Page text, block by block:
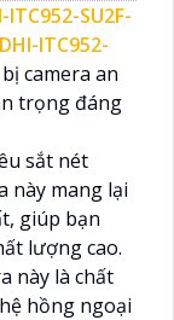
ITC952-SU2F-
DHI-ITC952-
camera an
trọng đáng
sắt nét
này mang lại
giúp bạn
lượng cao.
này là chất
hồng ngoại